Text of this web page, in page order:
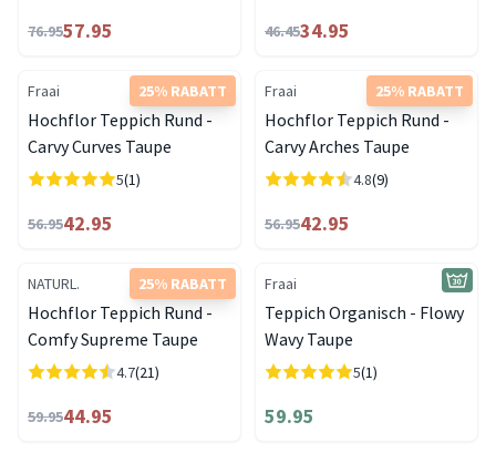
76.9557.95 46.4534.95
25% RABATT
Fraai
Hochflor Teppich Rund -
Carvy Curves Taupe
5(1)
56.9542.95
25% RABATT
Fraai
Hochflor Teppich Rund -
Carvy Arches Taupe
4.8(9)
56.9542.95
25% RABATT
NATURL.
Hochflor Teppich Rund -
Comfy Supreme Taupe
4.7(21)
59.9544.95
Fraai
Teppich Organisch - Flowy
Wavy Taupe
5(1)
59.95